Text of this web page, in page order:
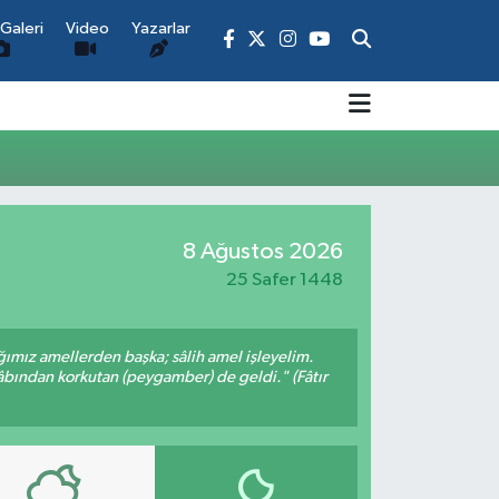
Video Yazarlar
8 Ağustos 2026
25 Safer 1448
amellerden başka; sâlih amel işleyelim.
korkutan (peygamber) de geldi." (Fâtır